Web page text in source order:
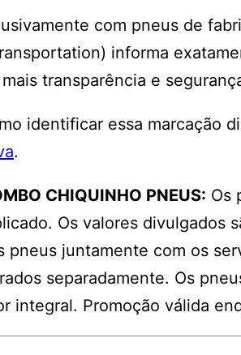
com pneus de
informa
transparência e
identificar essa marcação
.
CHIQUINHO PNEUS: Os
Os valores divulgados
pneus juntamente com os
separadamente. Os
integral. Promoção válida